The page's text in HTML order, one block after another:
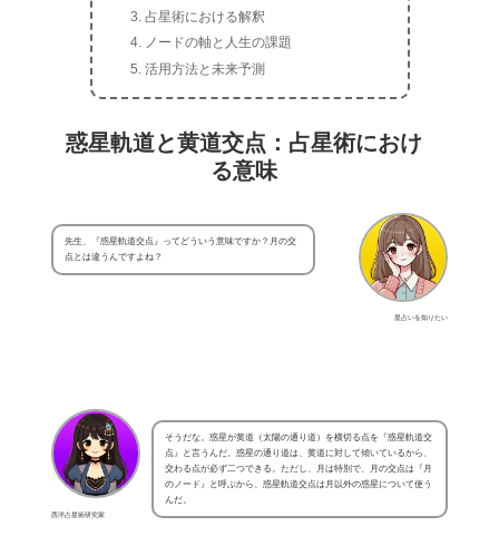
占星術における解釈
ノードの軸と人生の課題
活用方法と未来予測
惑星軌道と黄道交点：占星術におけ
る意味
星占いを知りたい
先生、『惑星軌道交点』ってどういう意味ですか？月の交
点とは違うんですよね？
西洋占星術研究家
そうだな。惑星が黄道（太陽の通り道）を横切る点を『惑星軌道交
点』と言うんだ。惑星の通り道は、黄道に対して傾いているから、
交わる点が必ず二つできる。ただし、月は特別で、月の交点は『月
のノード』と呼ぶから、惑星軌道交点は月以外の惑星について使う
んだ。